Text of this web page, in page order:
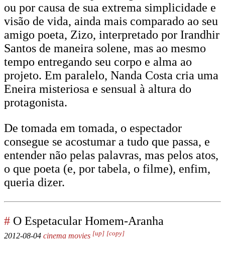
ou por causa de sua extrema simplicidade e
visão de vida, ainda mais comparado ao seu
amigo poeta, Zizo, interpretado por Irandhir
Santos de maneira solene, mas ao mesmo
tempo entregando seu corpo e alma ao
projeto. Em paralelo, Nanda Costa cria uma
Eneira misteriosa e sensual à altura do
protagonista.
De tomada em tomada, o espectador
consegue se acostumar a tudo que passa, e
entender não pelas palavras, mas pelos atos,
o que poeta (e, por tabela, o filme), enfim,
queria dizer.
# O Espetacular Homem-Aranha
2012-08-04 cinema movies [up] [copy]